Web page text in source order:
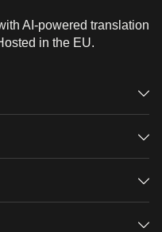
AI-powered translation
in the EU.